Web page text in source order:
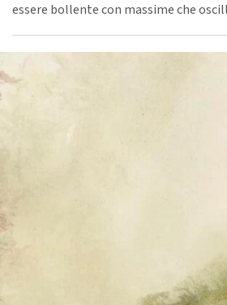
essere bollente con massime che